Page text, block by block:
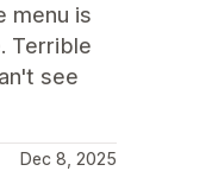
menu is
Terrible
see
Dec 8, 2025